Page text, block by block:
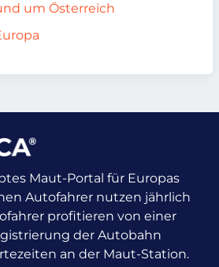
um Österreich
Maut-Portal für Europas
Autofahrer nutzen jährlich
profitieren von einer
der Autobahn
an der Maut-Station.